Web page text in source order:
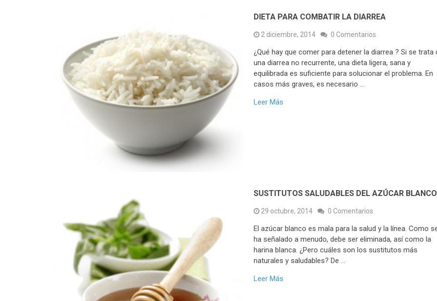
DIETA PARA COMBATIR LA DIARREA
2 diciembre, 2014 0 Comentarios
¿Qué hay que comer para detener la diarrea ? Si se trata
una diarrea no recurrente, una dieta ligera, sana y
equilibrada es suficiente para solucionar el problema. En
casos más graves, es necesario …
Leer Más
SUSTITUTOS SALUDABLES DEL AZÚCAR BLANCO
29 octubre, 2014 0 Comentarios
El azúcar blanco es mala para la salud y la línea. Como
ha señalado a menudo, debe ser eliminada, así como la
harina blanca. ¿Pero cuáles son los sustitutos más
naturales y saludables? De …
Leer Más